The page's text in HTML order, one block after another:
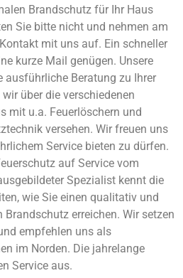
Brandschutz für Ihr Haus
Sie bitte nicht und nehmen am
mit uns auf. Ein schneller
kurze Mail genügen. Unsere
ausführliche Beratung zu Ihrer
über die verschiedenen
mit u.a. Feuerlöschern und
versehen. Wir freuen uns
Service bieten zu dürfen.
auf Service vom
Spezialist kennt die
wie Sie einen qualitativ und
erreichen. Wir setzen
empfehlen uns als
im Norden. Die jahrelange
Service aus.